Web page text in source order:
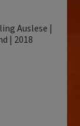
Auslese |
| 2018